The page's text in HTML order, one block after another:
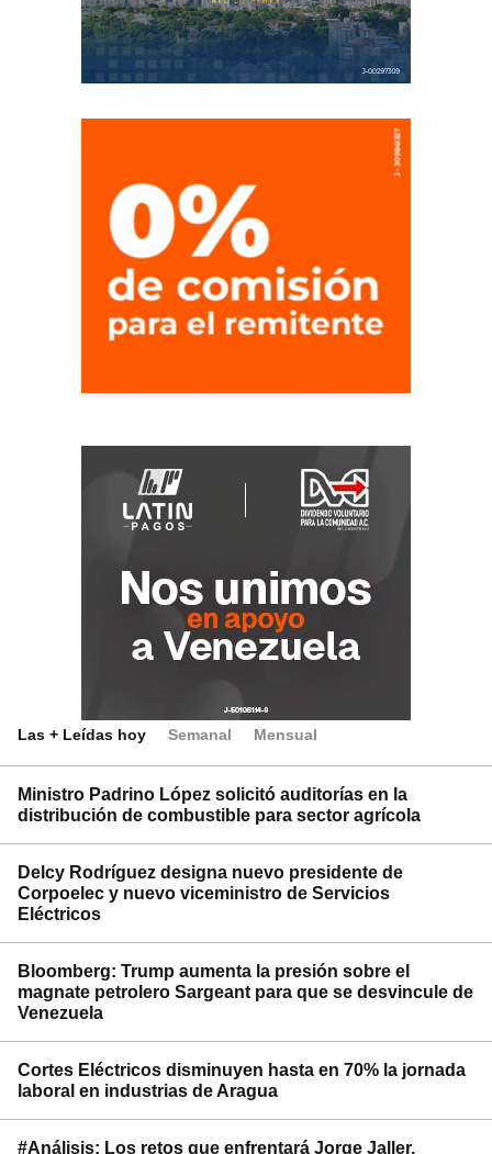
Las + Leídas hoy Semanal Mensual
Ministro Padrino López solicitó auditorías en la
distribución de combustible para sector agrícola
Delcy Rodríguez designa nuevo presidente de
Corpoelec y nuevo viceministro de Servicios
Eléctricos
Bloomberg: Trump aumenta la presión sobre el
magnate petrolero Sargeant para que se desvincule de
Venezuela
Cortes Eléctricos disminuyen hasta en 70% la jornada
laboral en industrias de Aragua
#Análisis: Los retos que enfrentará Jorge Jaller,